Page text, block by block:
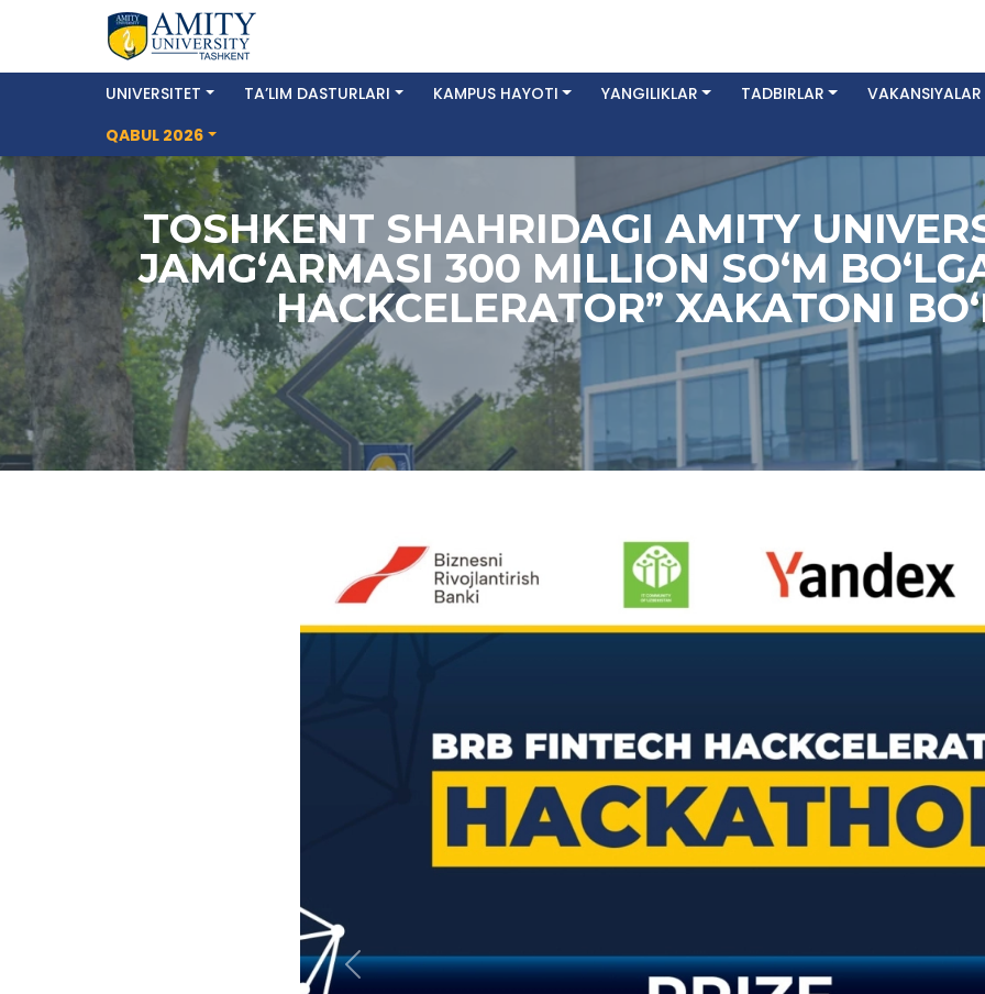
UNIVERSITET TA’LIM DASTURLARI KAMPUS HAYOTI YANGILIKLAR TADBIRLAR
VAKANSIYALAR
QABUL 2026
TOSHKENT SHAHRIDAGI AMITY
JAMG‘ARMASI 300 MILLION SO‘M
HACKCELERATOR” XAKATONI
Previous